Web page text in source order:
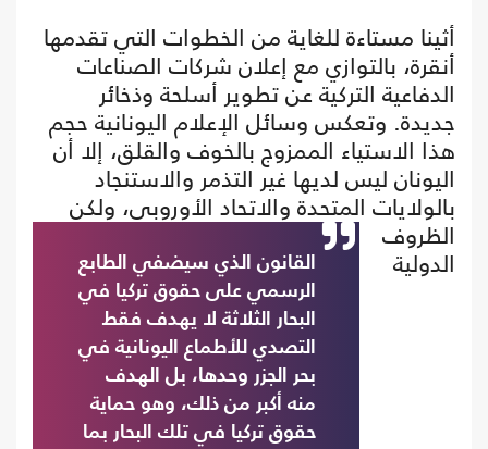
أثينا مستاءة للغاية من الخطوات التي تقدمها
أنقرة، بالتوازي مع إعلان شركات الصناعات
الدفاعية التركية عن تطوير أسلحة وذخائر
جديدة. وتعكس وسائل الإعلام اليونانية حجم
هذا الاستياء الممزوج بالخوف والقلق، إلا أن
اليونان ليس لديها غير التذمر والاستنجاد
بالولايات المتحدة والاتحاد الأوروبي،
القانون الذي سيضفي الطابع
الرسمي على حقوق تركيا في
البحار الثلاثة لا يهدف فقط
التصدي للأطماع اليونانية في
بحر الجزر وحدها، بل الهدف
منه أكبر من ذلك، وهو حماية
حقوق تركيا في تلك البحار بما
ولكن
الظروف
الدولية